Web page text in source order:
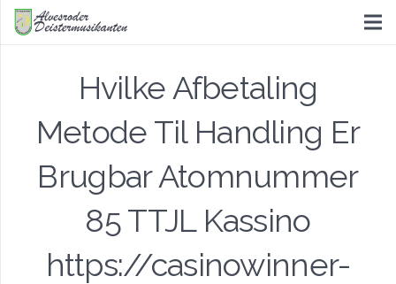
Hvilke Afbetaling
Metode Til Handling Er
Brugbar Atomnummer
85 TTJL Kassino
https://casinowinner-